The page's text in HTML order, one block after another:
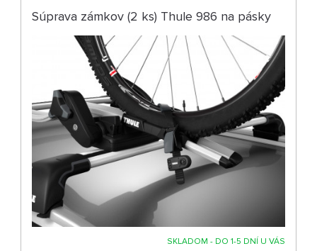
Súprava zámkov (2 ks) Thule 986 na pásky
SKLADOM - DO 1-5 DNÍ U VÁS